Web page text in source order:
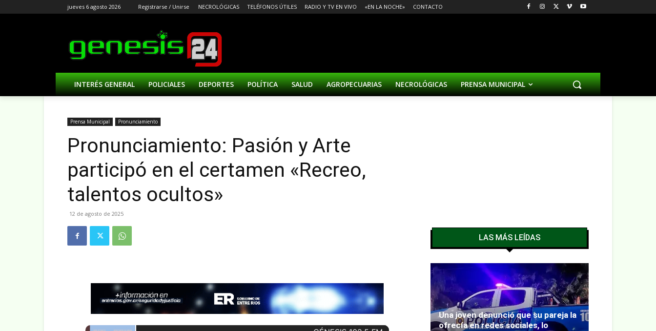
jueves 6 agosto 2026 Registrarse / Unirse NECROLÓGICAS TELÉFONOS ÚTILES RADIO Y TV EN VIVO «EN LA NOCHE» CONTACTO
INTERÉS GENERAL POLICIALES DEPORTES POLÍTICA SALUD AGROPECUARIAS NECROLÓGICAS PRENSA MUNICIPAL
Prensa Municipal Pronunciamiento
Pronunciamiento: Pasión y Arte
participó en el certamen «Recreo,
talentos ocultos»
12 de agosto de 2025
LAS MÁS LEÍDAS
Una joven denunció que su pareja la
ofrecía en redes sociales, lo